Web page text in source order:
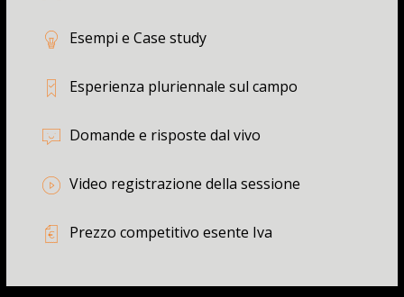
Esempi e Case study
Esperienza pluriennale sul campo
Domande e risposte dal vivo
Video registrazione della sessione
Prezzo competitivo esente Iva